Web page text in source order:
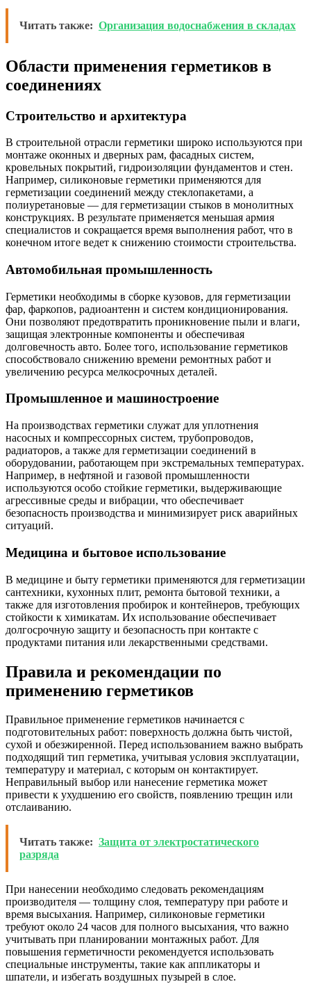
Читать также: Организация водоснабжения в складах
Области применения герметиков в
соединениях
Строительство и архитектура
В строительной отрасли герметики широко используются при
монтаже оконных и дверных рам, фасадных систем,
кровельных покрытий, гидроизоляции фундаментов и стен.
Например, силиконовые герметики применяются для
герметизации соединений между стеклопакетами, а
полиуретановые — для герметизации стыков в монолитных
конструкциях. В результате применяется меньшая армия
специалистов и сокращается время выполнения работ, что в
конечном итоге ведет к снижению стоимости строительства.
Автомобильная промышленность
Герметики необходимы в сборке кузовов, для герметизации
фар, фаркопов, радиоантенн и систем кондиционирования.
Они позволяют предотвратить проникновение пыли и влаги,
защищая электронные компоненты и обеспечивая
долговечность авто. Более того, использование герметиков
способствовало снижению времени ремонтных работ и
увеличению ресурса мелкосрочных деталей.
Промышленное и машиностроение
На производствах герметики служат для уплотнения
насосных и компрессорных систем, трубопроводов,
радиаторов, а также для герметизации соединений в
оборудовании, работающем при экстремальных температурах.
Например, в нефтяной и газовой промышленности
используются особо стойкие герметики, выдерживающие
агрессивные среды и вибрации, что обеспечивает
безопасность производства и минимизирует риск аварийных
ситуаций.
Медицина и бытовое использование
В медицине и быту герметики применяются для герметизации
сантехники, кухонных плит, ремонта бытовой техники, а
также для изготовления пробирок и контейнеров, требующих
стойкости к химикатам. Их использование обеспечивает
долгосрочную защиту и безопасность при контакте с
продуктами питания или лекарственными средствами.
Правила и рекомендации по
применению герметиков
Правильное применение герметиков начинается с
подготовительных работ: поверхность должна быть чистой,
сухой и обезжиренной. Перед использованием важно выбрать
подходящий тип герметика, учитывая условия эксплуатации,
температуру и материал, с которым он контактирует.
Неправильный выбор или нанесение герметика может
привести к ухудшению его свойств, появлению трещин или
отслаиванию.
Читать также: Защита от электростатического
разряда
При нанесении необходимо следовать рекомендациям
производителя — толщину слоя, температуру при работе и
время высыхания. Например, силиконовые герметики
требуют около 24 часов для полного высыхания, что важно
учитывать при планировании монтажных работ. Для
повышения герметичности рекомендуется использовать
специальные инструменты, такие как аппликаторы и
шпатели, и избегать воздушных пузырей в слое.